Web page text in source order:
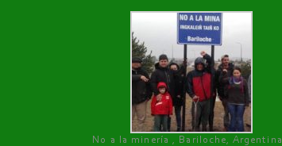
No a la minería , Bariloche, Argentina